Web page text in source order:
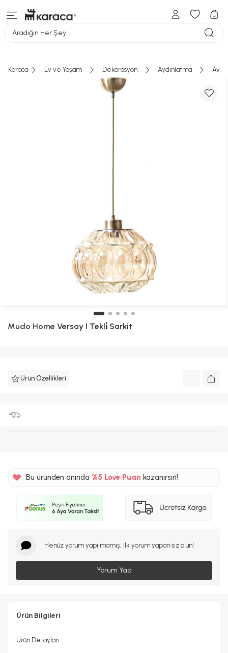
Aradığın Her Şey
Karaca Ev ve Yaşam Dekorasyon Aydınlatma
Mudo Home Versay I Tekli̇ Sarkit
Ürün Özellikleri
Bu üründen anında %5
%5
Love Puan kazanırsın!
Henüz yorum yapılmamış, ilk yorum yapan siz olun!
Yorum Yap
Ürün Bilgileri
Ürün Detayları